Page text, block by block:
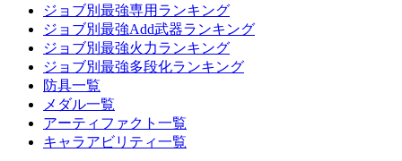
ジョブ別最強専用ランキング
ジョブ別最強Add武器ランキング
ジョブ別最強火力ランキング
ジョブ別最強多段化ランキング
防具一覧
メダル一覧
アーティファクト一覧
キャラアビリティ一覧